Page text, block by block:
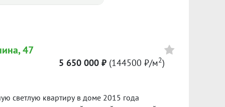
2025
135 767 ₽/м²
I пол. 2026
47
5 650 000 ₽ (144500 ₽/м2)
светлую квартиру в доме 2015 года